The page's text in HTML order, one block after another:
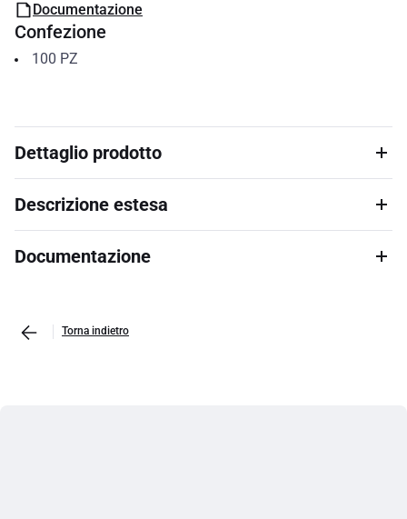
Documentazione
Confezione
100 PZ
Dettaglio prodotto
Descrizione estesa
Documentazione
Torna indietro